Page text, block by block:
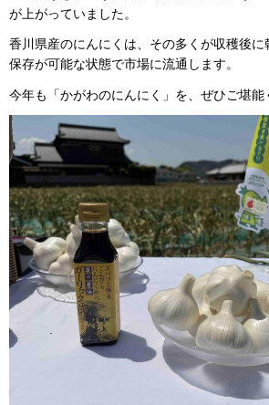
が上がっていました。
香川県産のにんにくは、その多くが収穫後
保存が可能な状態で市場に流通します。
今年も「かがわのにんにく」を、ぜひご堪能